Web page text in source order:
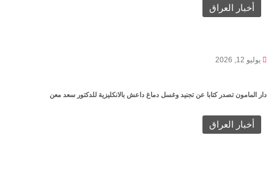
أخبار العراق
يوليو 12, 2026
دار المامون تصدر كتابا عن تجنيد وغسل دماغ داعش بالانكليزية للدكتور سعد معن
أخبار العراق